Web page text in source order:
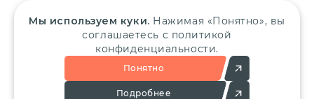
Мы используем куки. Нажимая «Понятно», вы
соглашаетесь с политикой
конфиденциальности.
Понятно
Подробнее